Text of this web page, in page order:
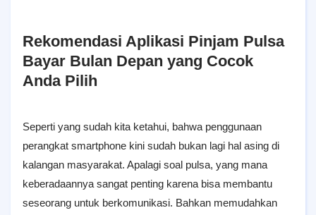
Rekomendasi Aplikasi Pinjam Pulsa
Bayar Bulan Depan yang Cocok
Anda Pilih
Seperti yang sudah kita ketahui, bahwa penggunaan
perangkat smartphone kini sudah bukan lagi hal asing di
kalangan masyarakat. Apalagi soal pulsa, yang mana
keberadaannya sangat penting karena bisa membantu
seseorang untuk berkomunikasi. Bahkan memudahkan